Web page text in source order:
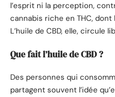
l’esprit ni la perception,
cannabis riche en THC,
L’huile de CBD, elle, circule
Que fait l’huile de CBD ?
Des personnes qui
partagent souvent l’idée